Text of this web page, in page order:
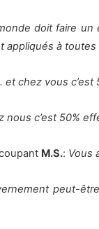
doit faire un
appliqués à
et chez vous c’est
nous c’est 50%
M.S.: Vous
peut-